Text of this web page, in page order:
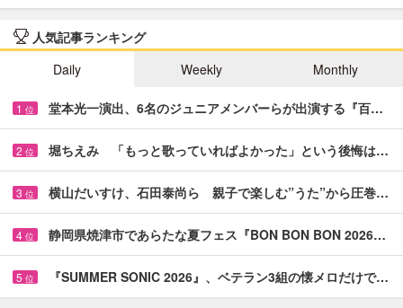
人気記事ランキング
Daily
Weekly Monthly
1 位 堂本光一演出、6名のジュニアメンバーらが出演する『百…
2 位 堀ちえみ 「もっと歌っていればよかった」という後悔は…
3 位 横山だいすけ、石田泰尚ら 親子で楽しむ”うた”から圧巻…
4 位 静岡県焼津市であらたな夏フェス『BON BON BON 2026…
5 位 『SUMMER SONIC 2026』、ベテラン3組の懐メロだけで…